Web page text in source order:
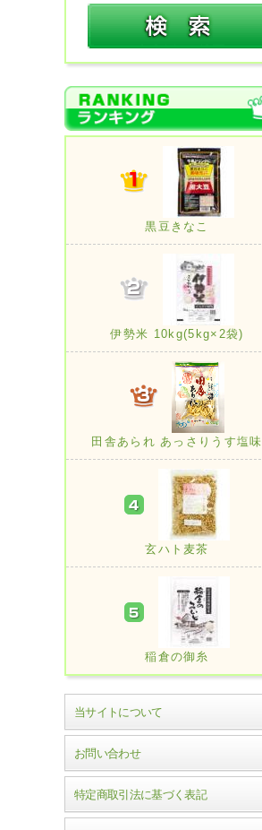
黒豆きなこ
伊勢米 10kg(5kg×2袋)
田舎あられ あっさりうす塩味
玄ハト麦茶
稲倉の御糸
当サイトについて
お問い合わせ
特定商取引法に基づく表記